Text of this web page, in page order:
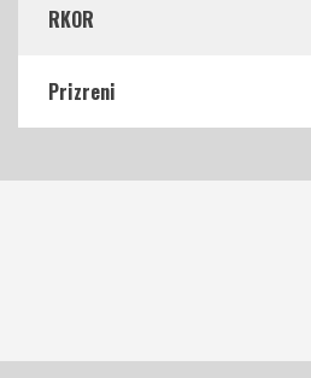
RKOR
Prizreni